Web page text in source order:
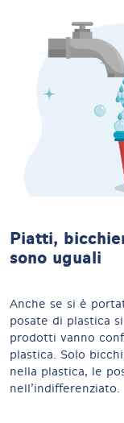
Piatti,
sono uguali
Anche se si è
posate di plastica
prodotti vanno
plastica. Solo
nella plastica, le
nell’indifferenziato.